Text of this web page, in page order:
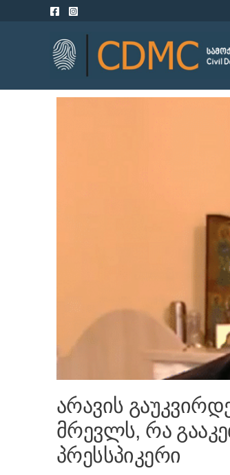
არავის
მრევლს, რა
პრესსპიკერი